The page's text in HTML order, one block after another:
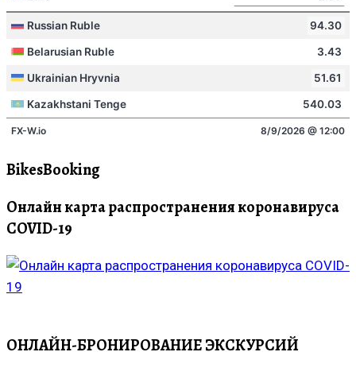
BikesBooking
Онлайн карта распространения коронавируса
COVID-19
ОНЛАЙН-БРОНИРОВАНИЕ ЭКСКУРСИЙ